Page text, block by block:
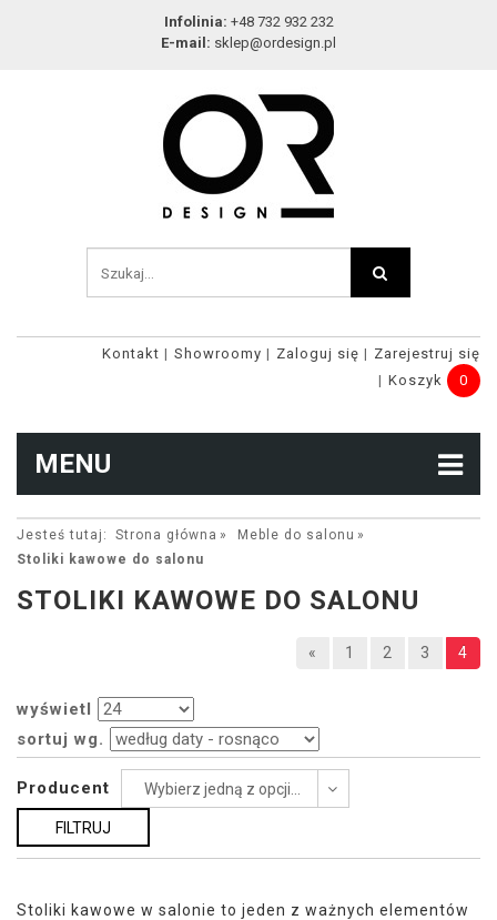
Infolinia: +48 732 932 232
E-mail: sklep@ordesign.pl
Kontakt Showroomy Zaloguj się
Zarejestruj się
Koszyk
0
MENU
Jesteś tutaj: Strona główna
Meble do salonu
Stoliki kawowe do salonu
STOLIKI KAWOWE DO SALONU
« 1 2 3 4
wyświetl
sortuj wg.
Producent Wybierz jedną z opcji...
Stoliki kawowe w salonie to jeden z ważnych elementów